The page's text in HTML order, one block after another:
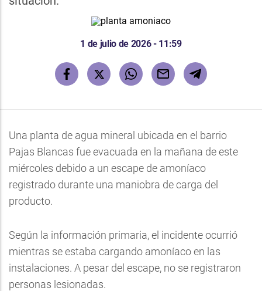
1 de julio de 2026 - 11:59
Una planta de agua mineral ubicada en el barrio
Pajas Blancas fue evacuada en la mañana de este
miércoles debido a un escape de amoníaco
registrado durante una maniobra de carga del
producto.
Según la información primaria, el incidente ocurrió
mientras se estaba cargando amoníaco en las
instalaciones. A pesar del escape, no se registraron
personas lesionadas.